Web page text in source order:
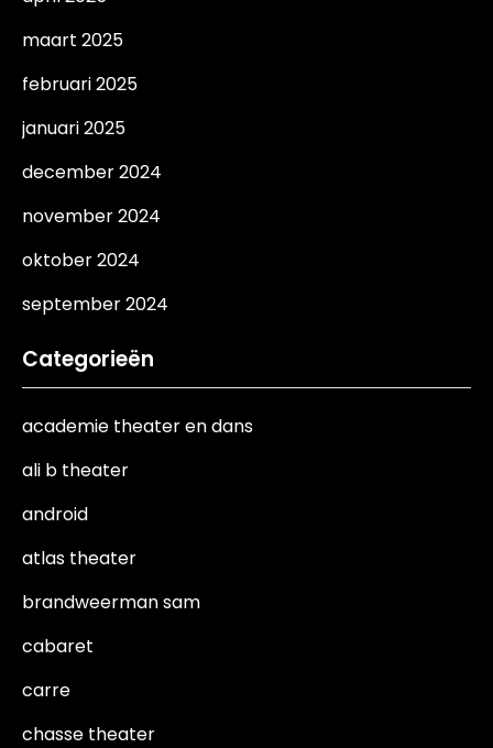
maart 2025
februari 2025
januari 2025
december 2024
november 2024
oktober 2024
september 2024
Categorieën
academie theater en dans
ali b theater
android
atlas theater
brandweerman sam
cabaret
carre
chasse theater